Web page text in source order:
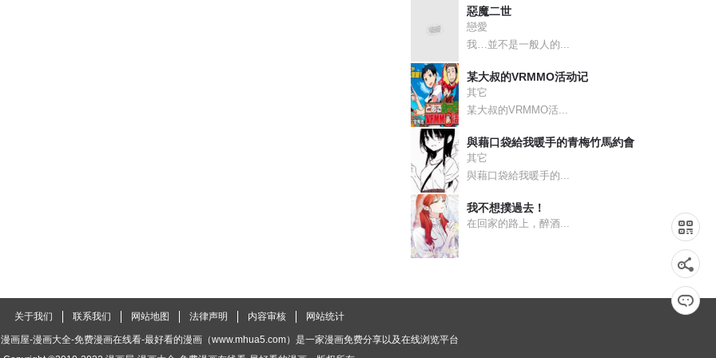
惡魔二世
戀愛
我…並不是一般人的...
某大叔的VRMMO活动记
其它
某大叔的VRMMO活...
與藉口袋給我暖手的青梅竹馬約會
其它
與藉口袋給我暖手的...
我不想撲過去！
在回家的路上，醉酒...
关于我们 联系我们 网站地图 法律声明 内容审核 网站统计
漫画屋-漫画大全-免费漫画在线看-最好看的漫画（www.mhua5.com）是一家漫画免费分享以及在线浏览平台